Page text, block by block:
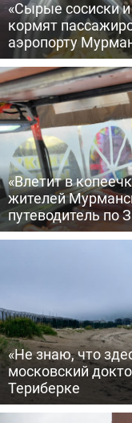
«Сырые сосиски
кормят
аэропорту
«Влетит в
жителей
путеводитель по
«Не знаю, что
московский
Териберке